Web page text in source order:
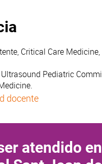
Critical Care
Pediatric
docente
atendido en